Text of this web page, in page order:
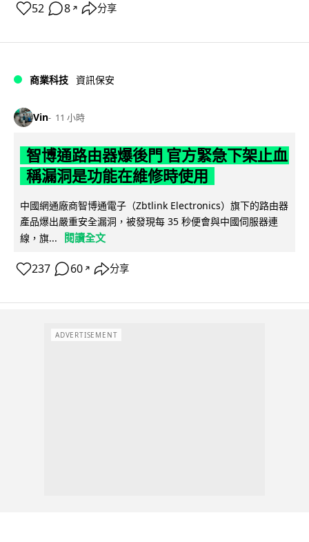
52 8 ↗ 分享
商業科技 資訊保安
Vin 11 小時
智博通路由器爆後門 官方緊急下架止血
稱漏洞是功能在維修時使用
中國網通廠商智博通電子（Zbtlink Electronics）旗下的路由器
產品爆出嚴重安全漏洞，被發現每 35 秒便會與中國伺服器連
線，旗...
閱讀全文
237 60 ↗ 分享
ADVERTISEMENT